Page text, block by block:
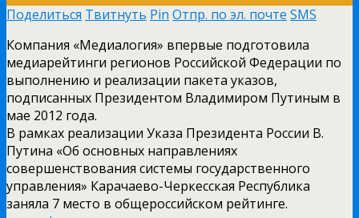
Поделиться Твитнуть Pin Отпр. по эл. почте SMS
Компания «Медиалогия» впервые подготовила
медиарейтинги регионов Российской Федерации по
выполнению и реализации пакета указов,
подписанных Президентом Владимиром Путиным в
мае 2012 года.
В рамках реализации Указа Президента России В.
Путина «Об основных направлениях
совершенствования системы государственного
управления» Карачаево-Черкесская Республика
заняла 7 место в общероссийском рейтинге.